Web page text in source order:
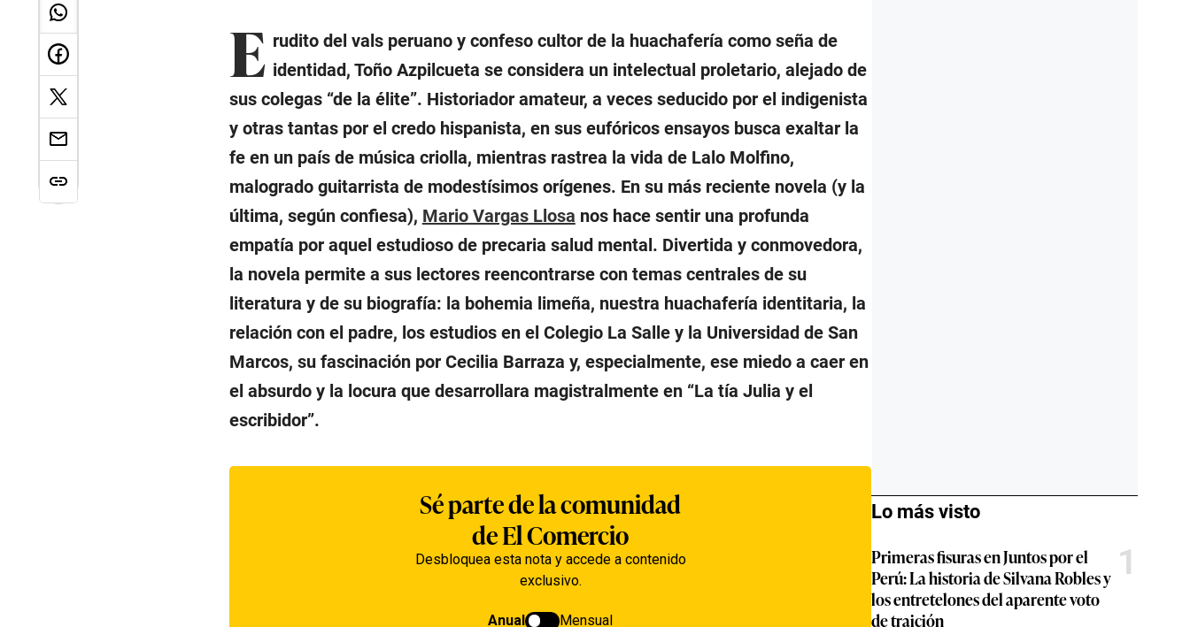
E rudito del vals peruano y confeso cultor de la huachafería como seña de
identidad, Toño Azpilcueta se considera un intelectual proletario, alejado de
sus colegas “de la élite”. Historiador amateur, a veces seducido por el indigenista
y otras tantas por el credo hispanista, en sus eufóricos ensayos busca exaltar la
fe en un país de música criolla, mientras rastrea la vida de Lalo Molfino,
malogrado guitarrista de modestísimos orígenes. En su más reciente novela (y la
última, según confiesa), Mario Vargas Llosa nos hace sentir una profunda
empatía por aquel estudioso de precaria salud mental. Divertida y conmovedora,
la novela permite a sus lectores reencontrarse con temas centrales de su
literatura y de su biografía: la bohemia limeña, nuestra huachafería identitaria, la
relación con el padre, los estudios en el Colegio La Salle y la Universidad de San
Marcos, su fascinación por Cecilia Barraza y, especialmente, ese miedo a caer en
el absurdo y la locura que desarrollara magistralmente en “La tía Julia y el
escribidor”.
Lo más visto
Primeras fisuras en Juntos por el
Perú: La historia de Silvana Robles y
los entretelones del aparente voto
de traición
1